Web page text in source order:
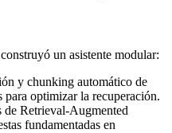
un asistente modular:
y chunking automático de
para optimizar la recuperación.
Retrieval-Augmented
fundamentadas en